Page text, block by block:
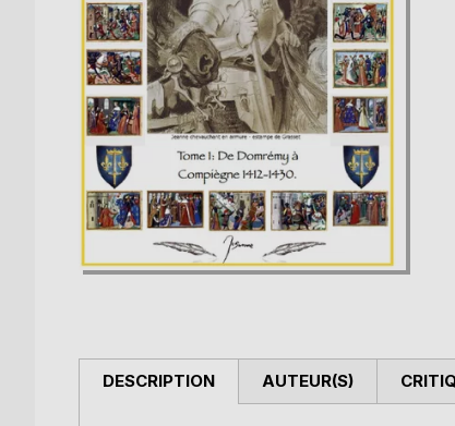
DESCRIPTION AUTEUR(S)